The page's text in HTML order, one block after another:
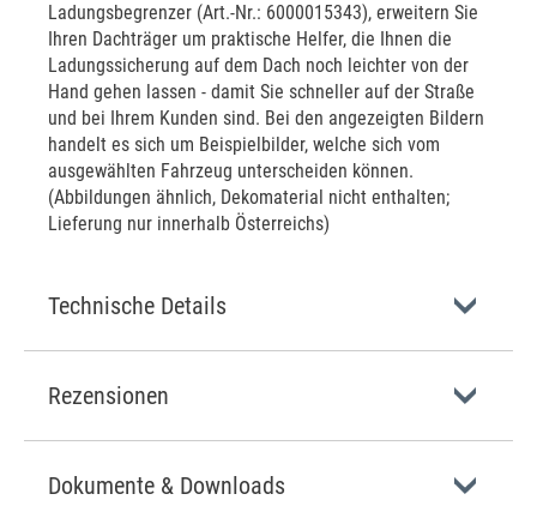
Ladungsbegrenzer (Art.-Nr.: 6000015343), erweitern Sie
Ihren Dachträger um praktische Helfer, die Ihnen die
Ladungssicherung auf dem Dach noch leichter von der
Hand gehen lassen - damit Sie schneller auf der Straße
und bei Ihrem Kunden sind. Bei den angezeigten Bildern
handelt es sich um Beispielbilder, welche sich vom
ausgewählten Fahrzeug unterscheiden können.
(Abbildungen ähnlich, Dekomaterial nicht enthalten;
Lieferung nur innerhalb Österreichs)
Technische Details
Rezensionen
Dokumente & Downloads